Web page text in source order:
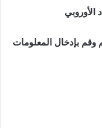
وقم بإدخال المعلومات